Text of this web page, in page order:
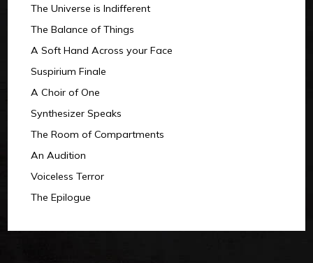
The Universe is Indifferent
The Balance of Things
A Soft Hand Across your Face
Suspirium Finale
A Choir of One
Synthesizer Speaks
The Room of Compartments
An Audition
Voiceless Terror
The Epilogue